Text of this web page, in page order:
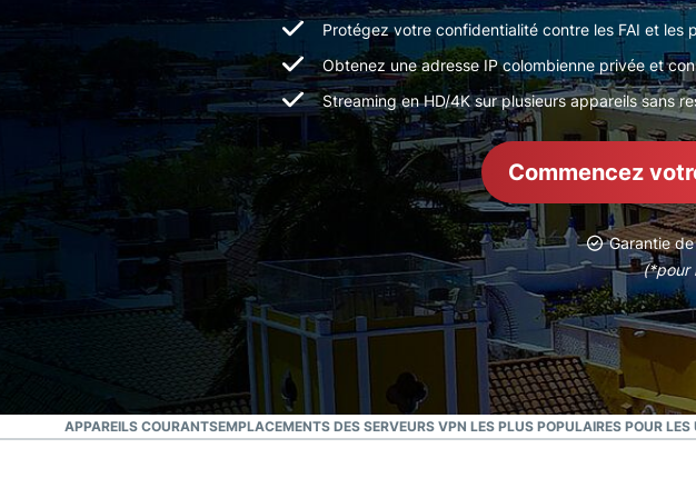
mots
à
bien
Suite
d’outils
et de
Protégez votre confidentialité contre les FAI et
Obtenez une adresse IP colombienne privée et
Streaming en HD/4K sur plusieurs appareils sans
Commencez
Garantie
(*pour
LES APPAREILS COURANTSEMPLACEMENTS DES SERVEURS VPN LES PLUS POPULAIRES POUR